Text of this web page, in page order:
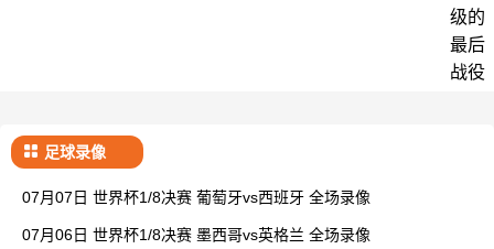
级的
最后
战役
足球录像
07月07日 世界杯1/8决赛 葡萄牙vs西班牙 全场录像
07月06日 世界杯1/8决赛 墨西哥vs英格兰 全场录像